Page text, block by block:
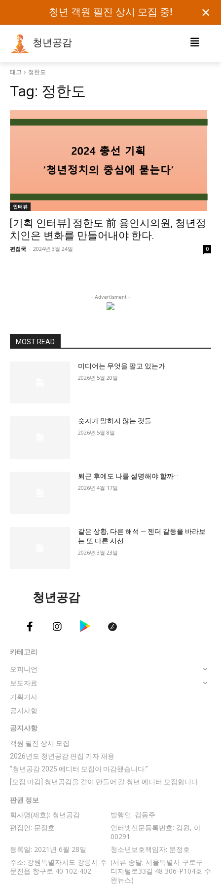
검색어를 입력하세요.
카테고리
에세이
보도자료
정치
정치일반
국회/정당
문화
전통문화
교육일반
교육부
청년 객원 필진 상시 모집 중! ✕
청년공감
태그 정한도
Tag: 정한도
인터뷰
[기획 인터뷰] 정한도 前 용인시의원, 청년정
치인은 변화를 만들어내야 한다.
편집국 - 2024년 3월 24일 0
- Advertisment -
MOST READ
미디어는 무엇을 팔고 있는가
2026년 5월 20일
숫자가 말하지 않는 것들
2026년 5월 8일
퇴근 후에도 나를 설명해야 할까···
2026년 4월 17일
같은 상황, 다른 해석 — 젠더 갈등을 바라보
는 또 다른 시선
2026년 3월 23일
청년공감
카테고리
오피니언
보도자료
기획기사
공지사항
공지사항
객원 필진 상시 모집
2026년도 청년공감 편집 기자 채용
“청년공감 2025 에디터 모집이 마감됐습니다.”
[모집 마감] 청년공감을 같이 만들어 갈 청년 에디터 모집합니다
판권 정보
회사명(제호): 청년공감
발행인: 김동주
편집인: 문정호
인터넷신문등록번호: 강원, 아
00291
등록일: 2021년 6월 28일
청소년보호책임자: 문정호
주소: 강원특별자치도 강릉시 주
문진읍 항구로 40 102-402
(서류 송달: 서울특별시 구로구
디지털로33길 48 306-P104호 수
완뉴스)